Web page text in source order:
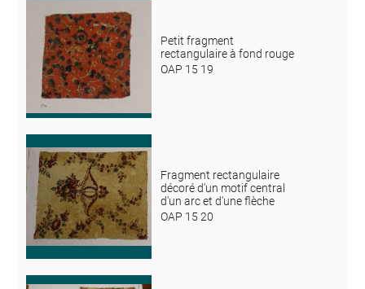
Petit fragment
rectangulaire à fond rouge
OAP 15 19
Fragment rectangulaire
décoré d'un motif central
d'un arc et d'une flèche
OAP 15 20